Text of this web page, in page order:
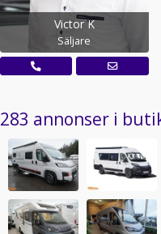
Victor K
Säljare
283 annonser i